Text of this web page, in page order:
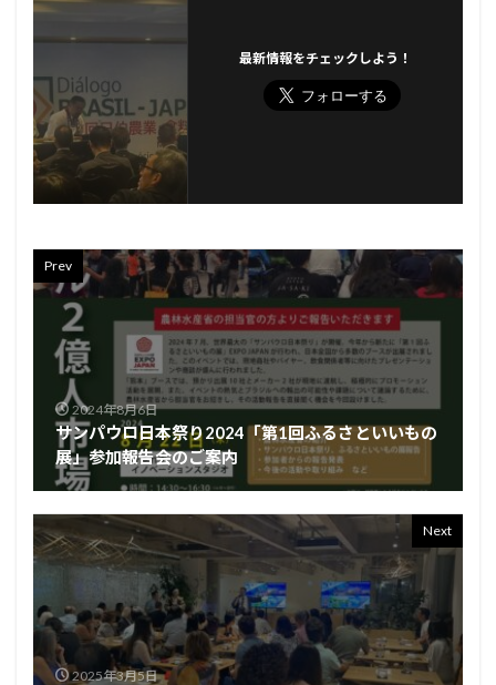
最新情報をチェックしよう！
Prev
2024年8月6日
サンパウロ日本祭り2024「第1回ふるさといいもの
展」参加報告会のご案内
Next
2025年3月5日